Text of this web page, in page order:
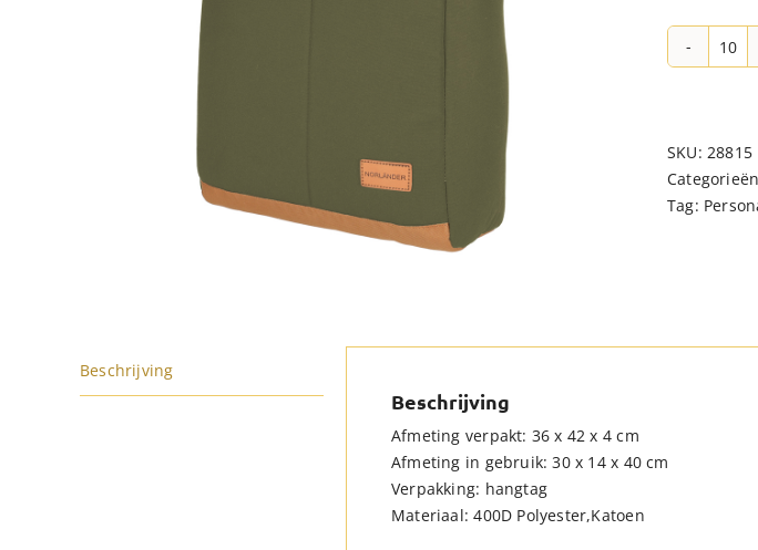
SKU:28815
Tag:
Beschrijving
Beschrijving
Afmeting verpakt: 36 x 42 x 4 cm
Afmeting in gebruik: 30 x 14 x 40 cm
Verpakking: hangtag
Materiaal: 400D Polyester,Katoen